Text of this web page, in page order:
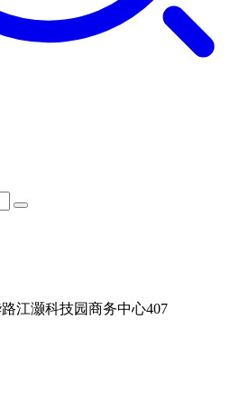
江灏科技园商务中心407